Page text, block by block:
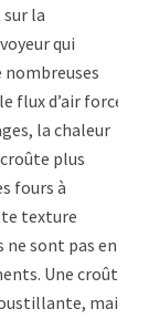
la
qui
nombreuses
flux d’air forcé
la chaleur
plus
fours à
texture
sont pas en
Une croûte
mais